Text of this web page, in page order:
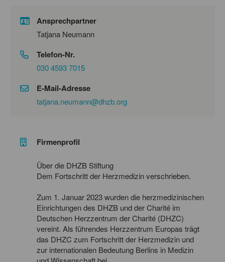
Ansprechpartner
Tatjana Neumann
Telefon-Nr.
030 4593 7015
E-Mail-Adresse
tatjana.neumann@dhzb.org
Firmenprofil
Über die DHZB Stiftung
Dem Fortschritt der Herzmedizin verschrieben.
Zum 1. Januar 2023 wurden die herzmedizinischen
Einrichtungen des DHZB und der Charité im
Deutschen Herzzentrum der Charité (DHZC)
vereint. Als führendes Herzzentrum Europas trägt
das DHZC zum Fortschritt der Herzmedizin und
zur internationalen Bedeutung Berlins in Medizin